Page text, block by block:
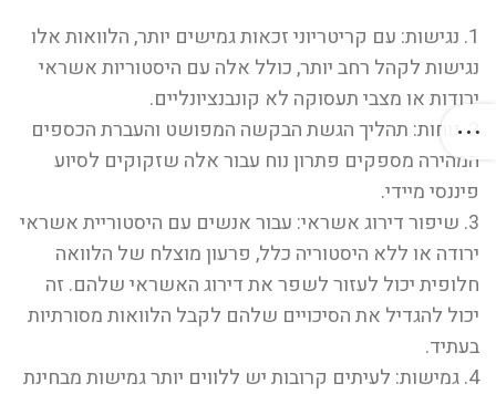
1. נגישות: עם קריטריוני זכאות גמישים יותר, הלוואות אלו
נגישות לקהל רחב יותר, כולל אלה עם היסטוריות אשראי
ירודות או מצבי תעסוקה לא קונבנציונליים.
2. נוחות: תהליך הגשת הבקשה המפושט והעברת הכספים
המהירה מספקים פתרון נוח עבור אלה שזקוקים לסיוע
פיננסי מיידי.
3. שיפור דירוג אשראי: עבור אנשים עם היסטוריית אשראי
ירודה או ללא היסטוריה כלל, פרעון מוצלח של הלוואה
חלופית יכול לעזור לשפר את דירוג האשראי שלהם. זה
יכול להגדיל את הסיכויים שלהם לקבל הלוואות מסורתיות
בעתיד.
4. גמישות: לעיתים קרובות יש ללווים יותר גמישות מבחינת